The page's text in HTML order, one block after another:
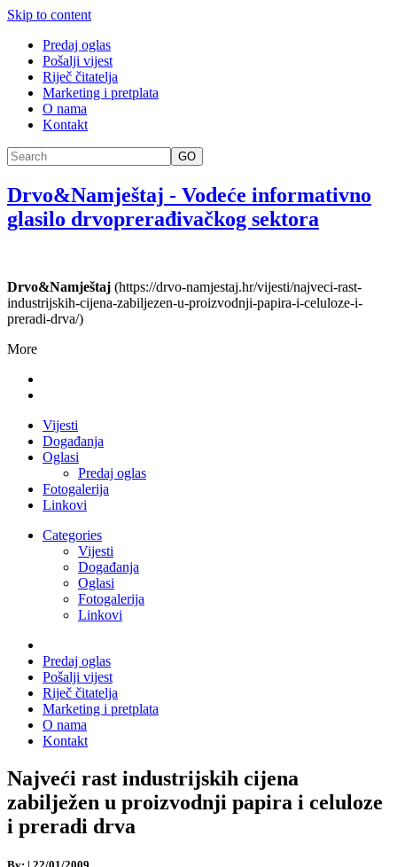
Skip to content
Predaj oglas
Pošalji vijest
Riječ čitatelja
Marketing i pretplata
O nama
Kontakt
GO
Drvo&Namještaj - Vodeće informativno
glasilo drvoprerađivačkog sektora
Drvo&Namještaj (https://drvo-namjestaj.hr/vijesti/najveci-rast-
industrijskih-cijena-zabiljezen-u-proizvodnji-papira-i-celuloze-i-
preradi-drva/)
More
Vijesti
Događanja
Oglasi
Predaj oglas
Fotogalerija
Linkovi
Categories
Vijesti
Događanja
Oglasi
Fotogalerija
Linkovi
Predaj oglas
Pošalji vijest
Riječ čitatelja
Marketing i pretplata
O nama
Kontakt
Najveći rast industrijskih cijena
zabilježen u proizvodnji papira i celuloze
i preradi drva